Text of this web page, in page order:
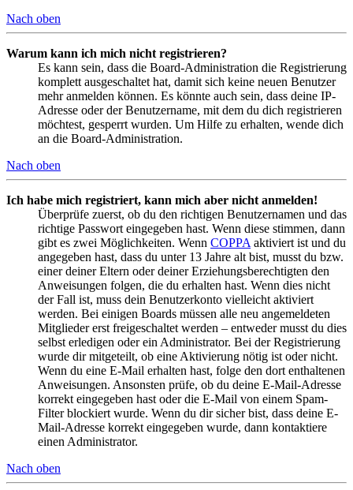
Nach oben
Warum kann ich mich nicht registrieren?
Es kann sein, dass die Board-Administration die Registrierung
komplett ausgeschaltet hat, damit sich keine neuen Benutzer
mehr anmelden können. Es könnte auch sein, dass deine IP-
Adresse oder der Benutzername, mit dem du dich registrieren
möchtest, gesperrt wurden. Um Hilfe zu erhalten, wende dich
an die Board-Administration.
Nach oben
Ich habe mich registriert, kann mich aber nicht anmelden!
Überprüfe zuerst, ob du den richtigen Benutzernamen und das
richtige Passwort eingegeben hast. Wenn diese stimmen, dann
gibt es zwei Möglichkeiten. Wenn COPPA aktiviert ist und du
angegeben hast, dass du unter 13 Jahre alt bist, musst du bzw.
einer deiner Eltern oder deiner Erziehungsberechtigten den
Anweisungen folgen, die du erhalten hast. Wenn dies nicht
der Fall ist, muss dein Benutzerkonto vielleicht aktiviert
werden. Bei einigen Boards müssen alle neu angemeldeten
Mitglieder erst freigeschaltet werden – entweder musst du dies
selbst erledigen oder ein Administrator. Bei der Registrierung
wurde dir mitgeteilt, ob eine Aktivierung nötig ist oder nicht.
Wenn du eine E-Mail erhalten hast, folge den dort enthaltenen
Anweisungen. Ansonsten prüfe, ob du deine E-Mail-Adresse
korrekt eingegeben hast oder die E-Mail von einem Spam-
Filter blockiert wurde. Wenn du dir sicher bist, dass deine E-
Mail-Adresse korrekt eingegeben wurde, dann kontaktiere
einen Administrator.
Nach oben